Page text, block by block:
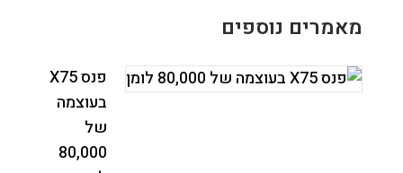
מאמרים נוספים
בעוצמה
של
80,000